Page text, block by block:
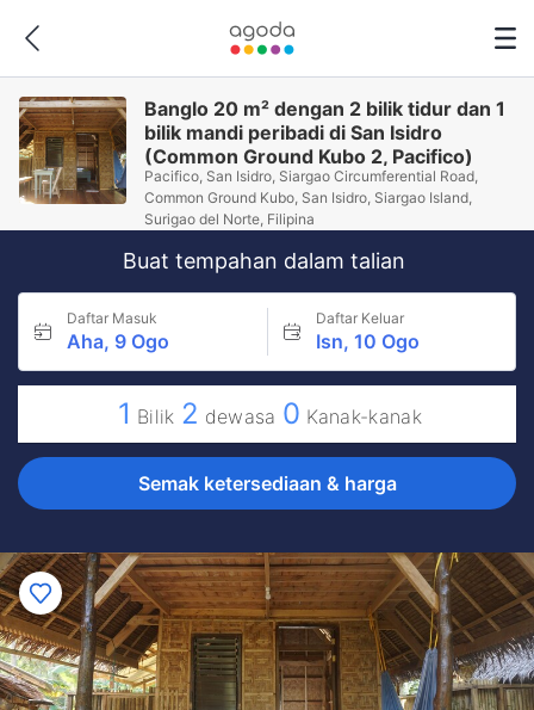
Banglo 20 m² dengan 2 bilik tidur dan 1
bilik mandi peribadi di San Isidro
(Common Ground Kubo 2, Pacifico)
Pacifico, San Isidro, Siargao Circumferential Road,
Common Ground Kubo, San Isidro, Siargao Island,
Surigao del Norte, Filipina
Buat tempahan dalam talian
Daftar Masuk
Aha, 9 Ogo
Daftar Keluar
Isn, 10 Ogo
1 Bilik 2 dewasa 0 Kanak-kanak
Semak ketersediaan & harga